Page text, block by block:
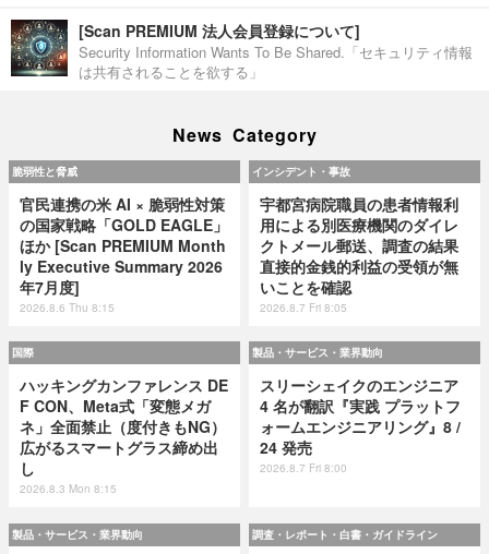
[Scan PREMIUM 法人会員登録について]
Security Information Wants To Be Shared.「セキュリティ情報
は共有されることを欲する」
News Category
脆弱性と脅威
官民連携の米 AI × 脆弱性対策
の国家戦略「GOLD EAGLE」
ほか [Scan PREMIUM Month
ly Executive Summary 2026
年7月度]
2026.8.6 Thu 8:15
インシデント・事故
宇都宮病院職員の患者情報利
用による別医療機関のダイレ
クトメール郵送、調査の結果
直接的金銭的利益の受領が無
いことを確認
2026.8.7 Fri 8:05
国際
ハッキングカンファレンス DE
F CON、Meta式「変態メガ
ネ」全面禁止（度付きもNG）
広がるスマートグラス締め出
し
2026.8.3 Mon 8:15
製品・サービス・業界動向
スリーシェイクのエンジニア
4 名が翻訳『実践 プラットフ
ォームエンジニアリング』8 /
24 発売
2026.8.7 Fri 8:00
製品・サービス・業界動向 調査・レポート・白書・ガイドライン